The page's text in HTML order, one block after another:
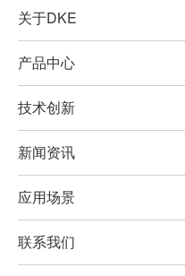
关于DKE
产品中心
技术创新
新闻资讯
应用场景
联系我们